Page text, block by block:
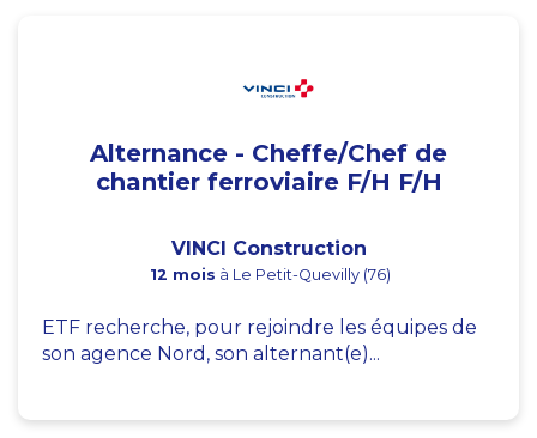
Alternance - Cheffe/Chef de
chantier ferroviaire F/H F/H
VINCI Construction
12 mois à Le Petit-Quevilly (76)
ETF recherche, pour rejoindre les équipes de
son agence Nord, son alternant(e)...